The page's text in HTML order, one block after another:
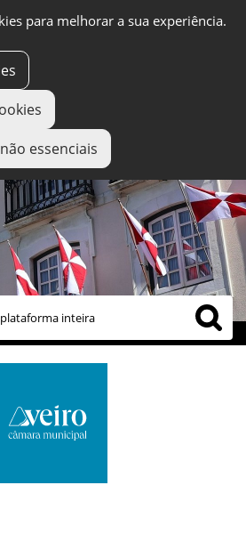
para melhorar a sua experiência.
essenciais